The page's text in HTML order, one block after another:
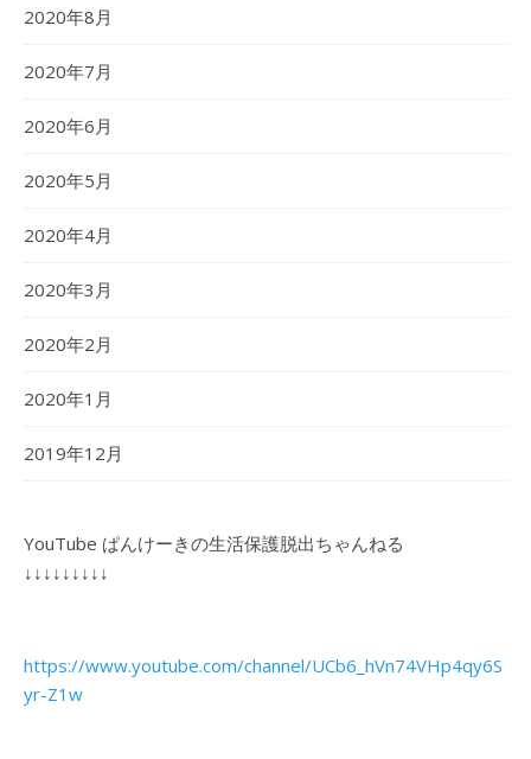
2020年8月
2020年7月
2020年6月
2020年5月
2020年4月
2020年3月
2020年2月
2020年1月
2019年12月
YouTube ぱんけーきの生活保護脱出ちゃんねる
↓↓↓↓↓↓↓↓↓
https://www.youtube.com/channel/UCb6_hVn74VHp4qy6S
yr-Z1w